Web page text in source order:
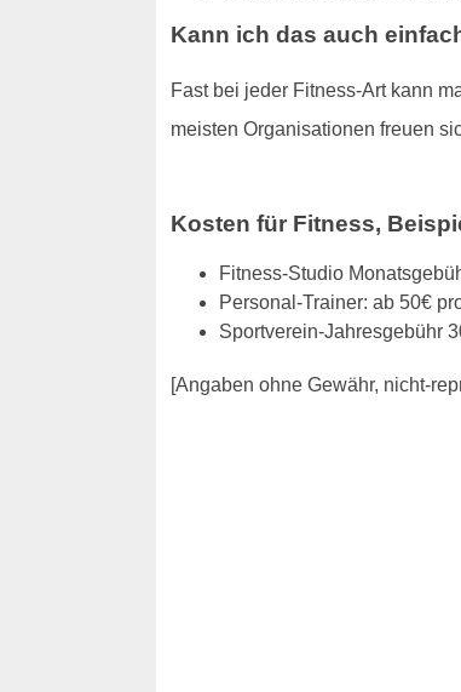
Kann ich das auch
Fast bei jeder Fitness-Art kann
meisten Organisationen freuen
Kosten für Fitness,
Fitness-Studio
Personal-Trainer: ab 50€
Sportverein-Jahresgebühr
[Angaben ohne Gewähr, nicht-